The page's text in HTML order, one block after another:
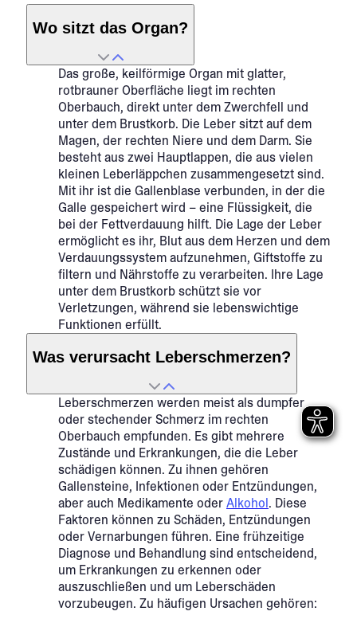
Wo sitzt das Organ?
Das große, keilförmige Organ mit glatter,
rotbrauner Oberfläche liegt im rechten
Oberbauch, direkt unter dem Zwerchfell und
unter dem Brustkorb. Die Leber sitzt auf dem
Magen, der rechten Niere und dem Darm. Sie
besteht aus zwei Hauptlappen, die aus vielen
kleinen Leberläppchen zusammengesetzt sind.
Mit ihr ist die Gallenblase verbunden, in der die
Galle gespeichert wird – eine Flüssigkeit, die
bei der Fettverdauung hilft. Die Lage der Leber
ermöglicht es ihr, Blut aus dem Herzen und dem
Verdauungssystem aufzunehmen, Giftstoffe zu
filtern und Nährstoffe zu verarbeiten. Ihre Lage
unter dem Brustkorb schützt sie vor
Verletzungen, während sie lebenswichtige
Funktionen erfüllt.
Was verursacht Leberschmerzen?
Leberschmerzen werden meist als dumpfer
oder stechender Schmerz im rechten
Oberbauch empfunden. Es gibt mehrere
Zustände und Erkrankungen, die die Leber
schädigen können. Zu ihnen gehören
Gallensteine, Infektionen oder Entzündungen,
aber auch Medikamente oderAlkohol. Diese
Faktoren können zu Schäden, Entzündungen
oder Vernarbungen führen. Eine frühzeitige
Diagnose und Behandlung sind entscheidend,
um Erkrankungen zu erkennen oder
auszuschließen und um Leberschäden
vorzubeugen. Zu häufigen Ursachen gehören: